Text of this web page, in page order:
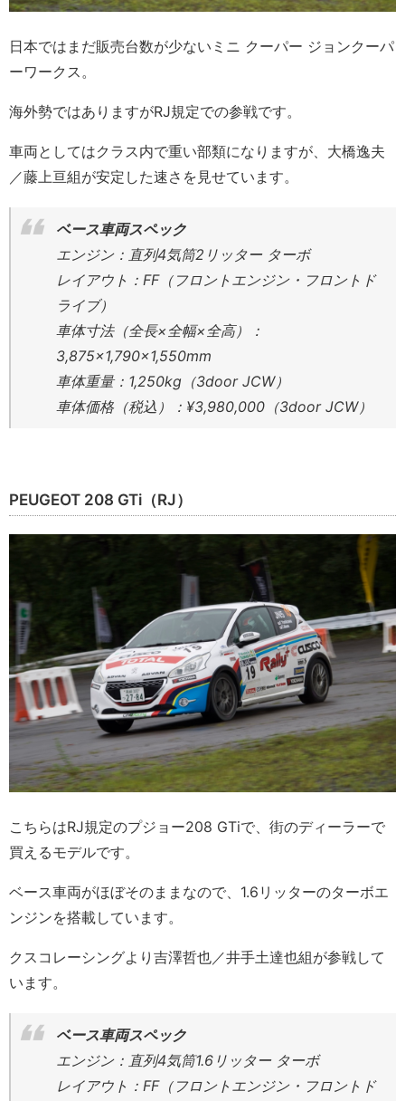
日本ではまだ販売台数が少ないミニ クーパー ジョンクーパ
ーワークス。
海外勢ではありますがRJ規定での参戦です。
車両としてはクラス内で重い部類になりますが、大橋逸夫
／藤上亘組が安定した速さを見せています。
ベース車両スペック
エンジン：直列4気筒2リッター ターボ
レイアウト：FF（フロントエンジン・フロントド
ライブ）
車体寸法（全長×全幅×全高）：
3,875×1,790×1,550mm
車体重量：1,250kg（3door JCW）
車体価格（税込）：¥3,980,000（3door JCW）
PEUGEOT 208 GTi（RJ）
こちらはRJ規定のプジョー208 GTiで、街のディーラーで
買えるモデルです。
ベース車両がほぼそのままなので、1.6リッターのターボエ
ンジンを搭載しています。
クスコレーシングより吉澤哲也／井手土達也組が参戦して
います。
ベース車両スペック
エンジン：直列4気筒1.6リッター ターボ
レイアウト：FF（フロントエンジン・フロントド